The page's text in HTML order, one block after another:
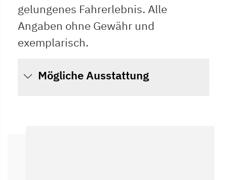
gelungenes Fahrerlebnis. Alle
Angaben ohne Gewähr und
exemplarisch.
Mögliche Ausstattung